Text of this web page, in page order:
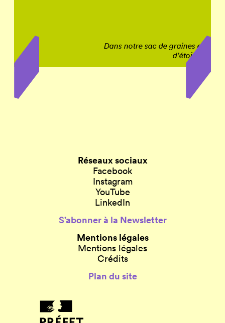
Dans notre sac de graines et
d’étoiles
Réseaux sociaux
Facebook
Instagram
YouTube
LinkedIn
S’abonner à la Newsletter
Mentions légales
Mentions légales
Crédits
Plan du site